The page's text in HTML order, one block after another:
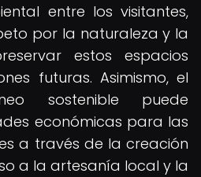
entre los visitantes,
por la naturaleza y la
estos espacios
futuras. Asimismo, el
sostenible puede
económicas para las
a través de la creación
a la artesanía local y la